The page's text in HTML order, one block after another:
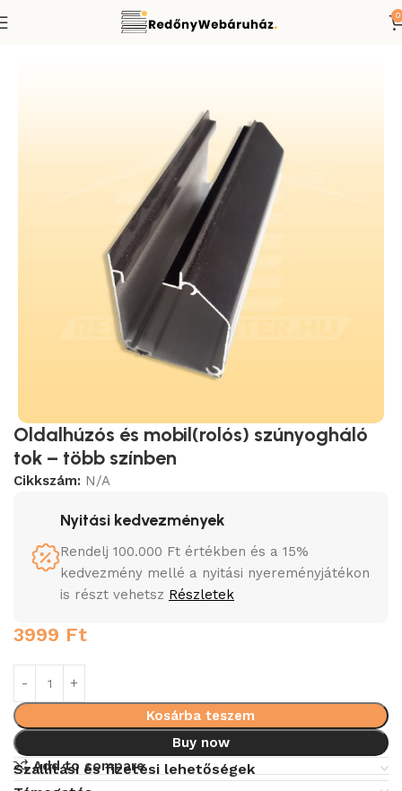
0
Alkatrészek Szúnyogháló alkatrész
Oldalhúzós és mobil(rolós) szúnyogháló
tok – több színben
Cikkszám: N/A
Nyitási kedvezmények
Rendelj 100.000 Ft értékben és a 15%
kedvezmény mellé a nyitási nyereményjátékon
is részt vehetsz Részletek
3999 Ft
Kosárba teszem
Buy now
Add to compare
Szállítási és fizetési lehetőségek